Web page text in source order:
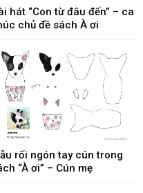
hát “Con từ đâu đến” – ca
chủ đề sách À ơi
rối ngón tay cún trong
“À ơi” – Cún mẹ